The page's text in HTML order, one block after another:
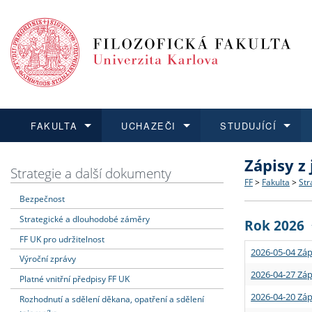
FAKULTA
Dozvědět se více
Struktura
Strategie
Podpora
UCHAZEČI
Podat přihlášku
Co
Učitelské
STUDUJÍCÍ
Dozvědět se více
Rigorózní
Dozvědět se více
O vědě a
Granty a
Dozvědět se více
Aktuální
Strategie a další dokumenty
Bezpečnost
Strategické a dlouhodobé záměry
FF UK pro udržitelnost
Výroční zprávy
Platné vnitřní předpisy FF UK
Rozhodnutí a sdělení děkana, opatření a sdělení
Zápisy
FF > Fakulta >
Rok 2026
2026-05-04
2026-04-27
2026-04-20